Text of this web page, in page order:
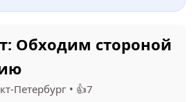
Обходим стороной
Петербург • 👍7